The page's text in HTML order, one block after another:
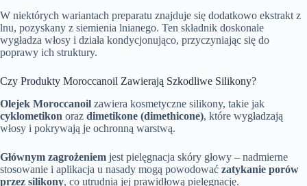
W niektórych wariantach preparatu znajduje się dodatkowo ekstrakt z
lnu, pozyskany z siemienia lnianego. Ten składnik doskonale
wygładza włosy i działa kondycjonująco, przyczyniając się do
poprawy ich struktury.
Czy Produkty Moroccanoil Zawierają Szkodliwe Silikony?
Olejek Moroccanoil zawiera kosmetyczne silikony, takie jak
cyklometikon oraz dimetikone (dimethicone), które wygładzają
włosy i pokrywają je ochronną warstwą.
Głównym zagrożeniem jest pielęgnacja skóry głowy – nadmierne
stosowanie i aplikacja u nasady mogą powodować zatykanie porów
przez silikony, co utrudnia jej prawidłową pielęgnację.